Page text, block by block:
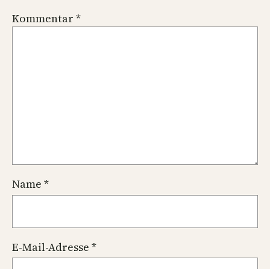
Kommentar *
Name *
E-Mail-Adresse *